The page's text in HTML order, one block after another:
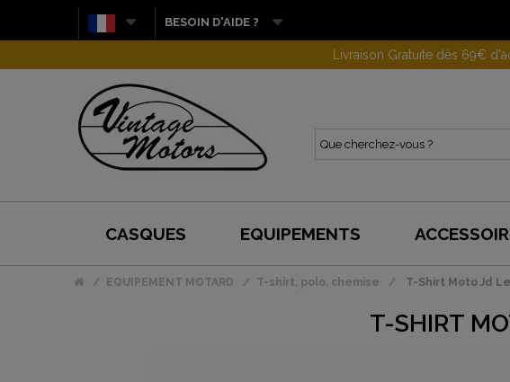
BESOIN D'AIDE ?
Gagnez 10
CASQUES EQUIPEMENTS
EQUIPEMENT MOTARD T-shirt, polo, chemise T-Shirt Moto Jd
T-SHIRT